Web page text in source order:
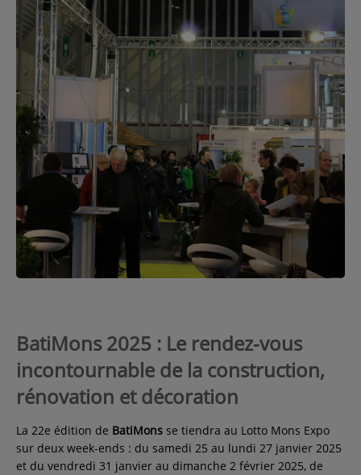
CONCOURS
Contact
Contact
Régie Publicitaire
Fréquences
SE CONNECTER
BatiMons 2025 : Le rendez-vous
incontournable de la construction,
rénovation et décoration
La 22e édition de BatiMons se tiendra au Lotto Mons Expo
sur deux week-ends : du samedi 25 au lundi 27 janvier 2025
et du vendredi 31 janvier au dimanche 2 février 2025, de